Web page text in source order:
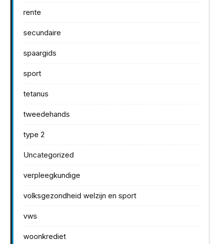
rente
secundaire
spaargids
sport
tetanus
tweedehands
type 2
Uncategorized
verpleegkundige
volksgezondheid welzijn en sport
vws
woonkrediet